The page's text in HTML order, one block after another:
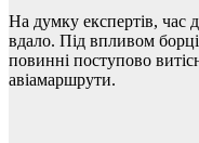
На думку експертів, час
вдало. Під впливом
повинні поступово
авіамаршрути.